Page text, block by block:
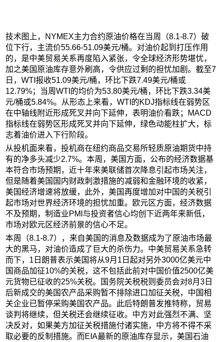
技术图上，NYMEX主力合约原油价格在当周（8.1-8.7）破
位下行，主流价55.66-51.09美元/桶。对油价起到打压作用
的，是中美贸易关系再度陷入紧张，令全球经济形势堪忧，
加之美国原油库存意外刷高，令供应过剩的担忧加剧。截至7
日，WTI报收51.09美元/桶，环比下跌7.49美元/桶或
12.79%；当周WTI的均价为53.80美元/桶，环比下跌3.34美
元/桶或5.84%。从形态上来看，WTI的KDJ指标线在弱势区
在中轴线附近形成死叉并向下延伸，表明油价看跌；MACD
指标线在弱势区形成死叉并向下延伸，绿色动能柱扩大，标
志着油价进入下行阶段。
从投机面来看，投机商在纽约商品交易所轻质原油期货中持
有的净多头减少2.7%。本周，美国方面，公布的经济数据基
本符合市场预期，近十年来美联储首次降息引起市场关注，
但是随着美国国内财政刺激措施的减弱和金融环境的收紧，
美国经济增速将放缓，此外，美国再度增加对中国的关税引
起市场对世界经济环境的担忧加重。欧元区方面，经济数据
不及预期，制造业PMI与投资者信心均创下近两年来新低，
市场对欧元区经济前景的信心不足。
本周（8.1-8.7），来自美国的消息及数据成为了原油市场最
大的黑马，对油价造成了巨大的杀伤力。中美贸易关系急转
而下，1日朗普表示美国将从9月1日起对另外3000亿美元中
国商品加征10%的关税，这不包括此前对中国价值2500亿美
元货物已征收的25%关税。国务院关税税则委员会对8月3日
后新成交的美国农产品采购暂不排除进口加征关税，中国相
关企业已暂停采购美国农产品。此后特朗普发推特称，贸易
谈判将继续，但关税还会继续征收。中方对此强烈不满、坚
决反对，如果美方加征关税措施付诸实施，中方将不得不采
取必要的反制措施。而EIA最新的原油库存显示，美国石油